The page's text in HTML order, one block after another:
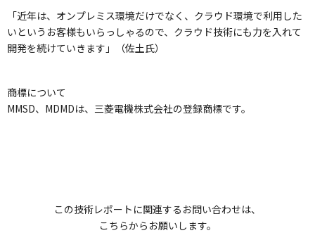
「近年は、オンプレミス環境だけでなく、クラウド環境で利用した
いというお客様もいらっしゃるので、クラウド技術にも力を入れて
開発を続けていきます」（佐土氏）
商標について
MMSD、MDMDは、三菱電機株式会社の登録商標です。
この技術レポートに関連するお問い合わせは、
こちらからお願いします。